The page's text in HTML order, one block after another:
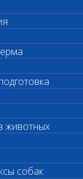
животных
собак